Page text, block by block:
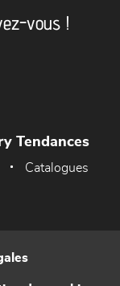
vous !
Tendances
Catalogues